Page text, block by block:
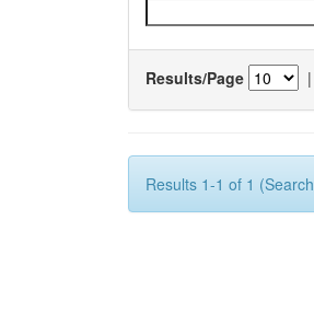
Results/Page |
Results 1-1 of 1